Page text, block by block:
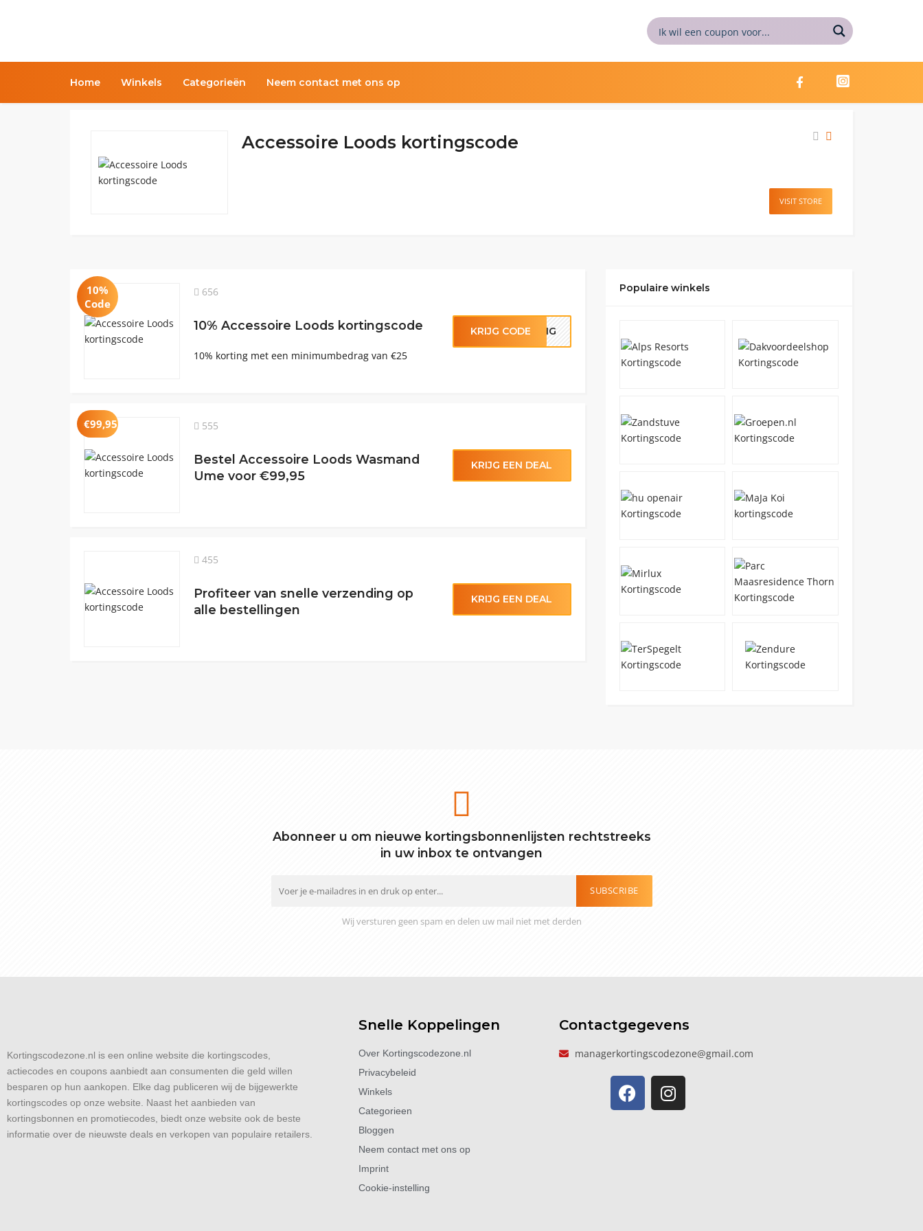
Home Winkels Categorieën Neem contact met ons op
Accessoire Loods kortingscode
VISIT STORE
10%
Code
656
10% Accessoire Loods kortingscode
10% korting met een minimumbedrag van €25
KRIJG CODETING
€99,95 555
Bestel Accessoire Loods Wasmand
Ume voor €99,95
KRIJG EEN DEAL
455
Profiteer van snelle verzending op
alle bestellingen
KRIJG EEN DEAL
Populaire winkels
Abonneer u om nieuwe kortingsbonnenlijsten rechtstreeks
in uw inbox te ontvangen
SUBSCRIBE
Wij versturen geen spam en delen uw mail niet met derden
Kortingscodezone.nl is een online website die kortingscodes,
actiecodes en coupons aanbiedt aan consumenten die geld willen
besparen op hun aankopen. Elke dag publiceren wij de bijgewerkte
kortingscodes op onze website. Naast het aanbieden van
kortingsbonnen en promotiecodes, biedt onze website ook de beste
informatie over de nieuwste deals en verkopen van populaire retailers.
Snelle Koppelingen
Over Kortingscodezone.nl
Privacybeleid
Winkels
Categorieen
Bloggen
Neem contact met ons op
Imprint
Cookie-instelling
Contactgegevens
managerkortingscodezone@gmail.com